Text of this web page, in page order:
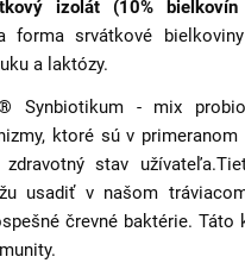
izolát (10% bielkovín
forma srvátkové
a laktózy.
Synbiotikum - mix
ktoré sú v
zdravotný stav
usadiť v našom
črevné baktérie.